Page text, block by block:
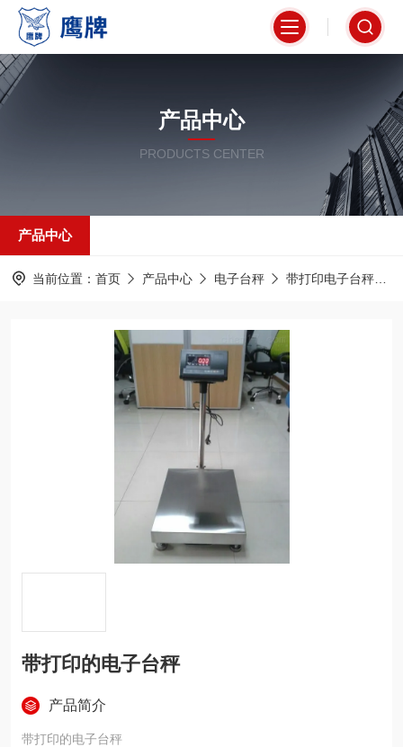
产品中心
PRODUCTS CENTER
产品中心
当前位置： 首页 产品中心 电子台秤 带打印电子台秤
带打印的电子台秤
产品简介
带打印的电子台秤